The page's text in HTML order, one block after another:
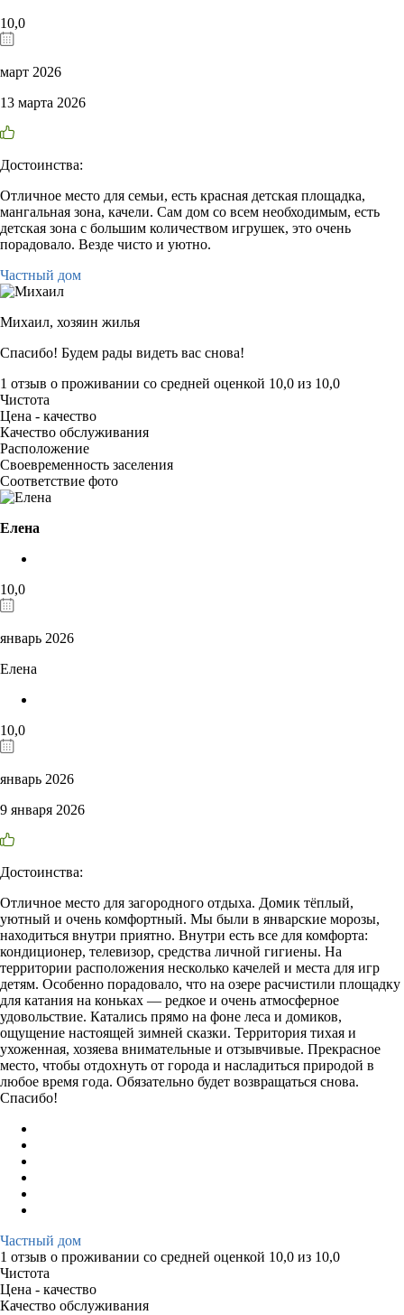
10,0
март 2026
13 марта 2026
Достоинства:
Отличное место для семьи, есть красная детская площадка,
мангальная зона, качели. Сам дом со всем необходимым, есть
детская зона с большим количеством игрушек, это очень
порадовало. Везде чисто и уютно.
Частный дом
Михаил, хозяин жилья
Спасибо! Будем рады видеть вас снова!
1 отзыв о проживании со средней оценкой 10,0 из 10,0
Чистота
Цена - качество
Качество обслуживания
Расположение
Своевременность заселения
Соответствие фото
Елена
10,0
январь 2026
Елена
10,0
январь 2026
9 января 2026
Достоинства:
Отличное место для загородного отдыха. Домик тёплый,
уютный и очень комфортный. Мы были в январские морозы,
находиться внутри приятно. Внутри есть все для комфорта:
кондиционер, телевизор, средства личной гигиены. На
территории расположения несколько качелей и места для игр
детям. Особенно порадовало, что на озере расчистили площадку
для катания на коньках — редкое и очень атмосферное
удовольствие. Катались прямо на фоне леса и домиков,
ощущение настоящей зимней сказки. Территория тихая и
ухоженная, хозяева внимательные и отзывчивые. Прекрасное
место, чтобы отдохнуть от города и насладиться природой в
любое время года. Обязательно будет возвращаться снова.
Спасибо!
Частный дом
1 отзыв о проживании со средней оценкой 10,0 из 10,0
Чистота
Цена - качество
Качество обслуживания